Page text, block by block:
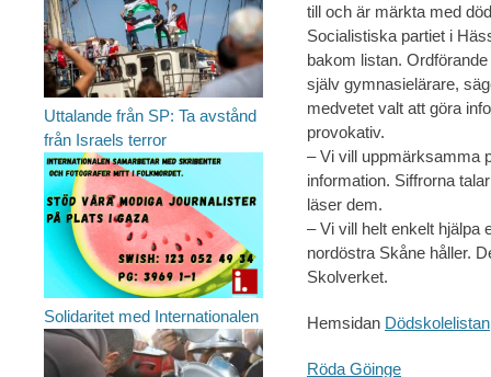
till och är märkta med
Socialistiska partiet i
bakom listan.
själv gymnasielärare,
medvetet valt att göra
provokativ.
– Vi vill uppmärksamma
information. Siffrorna
läser dem.
– Vi vill helt enkelt hjälpa
nordöstra Skåne håller.
Skolverket.
Hemsidan Dödskolelistan
Röda Göinge
Uttalande från SP: Ta avstånd
från Israels terror
Solidaritet med Internationalen